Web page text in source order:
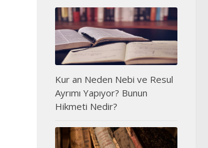
Kur an Neden Nebi ve Resul
Ayrımı Yapıyor? Bunun
Hikmeti Nedir?